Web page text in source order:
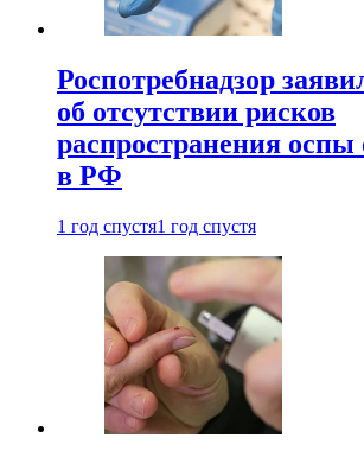
Роспотребнадзор
об отсутствии рисков
распространения оспы
в РФ
1 год спустя1 год спустя